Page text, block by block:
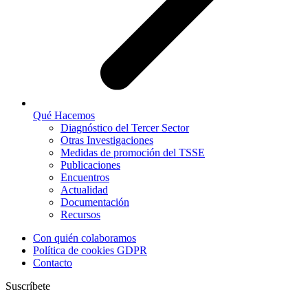
Qué Hacemos
Diagnóstico del Tercer Sector
Otras Investigaciones
Medidas de promoción del TSSE
Publicaciones
Encuentros
Actualidad
Documentación
Recursos
Con quién colaboramos
Política de cookies GDPR
Contacto
Suscríbete